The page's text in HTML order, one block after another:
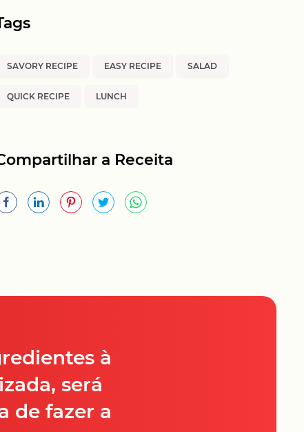
SAVORY RECIPE EASY RECIPE SALAD
QUICK RECIPE LUNCH
a Receita
à
será
de fazer a